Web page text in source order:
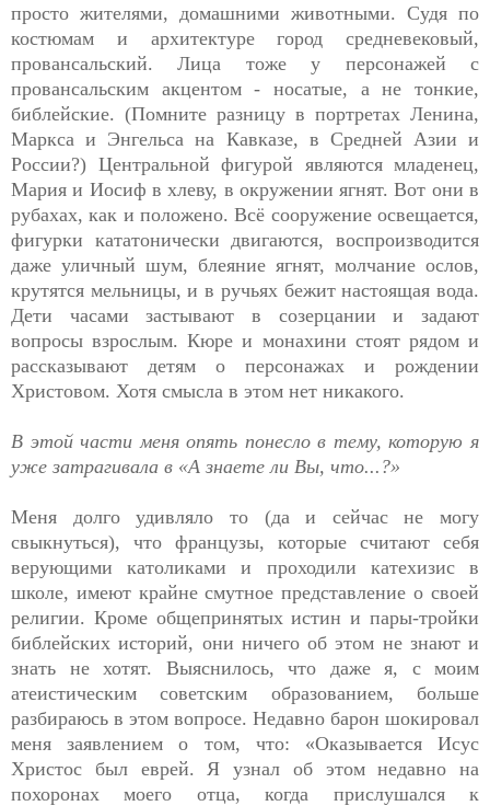
просто жителями, домашними животными. Судя по
костюмам и архитектуре город средневековый,
провансальский. Лица тоже у персонажей с
провансальским акцентом - носатые, а не тонкие,
библейские. (Помните разницу в портретах Ленина,
Маркса и Энгельса на Кавказе, в Средней Азии и
России?) Центральной фигурой являются младенец,
Мария и Иосиф в хлеву, в окружении ягнят. Вот они в
рубахах, как и положено. Всё сооружение освещается,
фигурки кататонически двигаются, воспроизводится
даже уличный шум, блеяние ягнят, молчание ослов,
крутятся мельницы, и в ручьях бежит настоящая вода.
Дети часами застывают в созерцании и задают
вопросы взрослым. Кюре и монахини стоят рядом и
рассказывают детям о персонажах и рождении
Христовом. Хотя смысла в этом нет никакого.
В этой части меня опять понесло в тему, которую я
уже затрагивала в «А знаете ли Вы, что...?»
Меня долго удивляло то (да и сейчас не могу
свыкнуться), что французы, которые считают себя
верующими католиками и проходили катехизис в
школе, имеют крайне смутное представление о своей
религии. Кроме общепринятых истин и пары-тройки
библейских историй, они ничего об этом не знают и
знать не хотят. Выяснилось, что даже я, с моим
атеистическим советским образованием, больше
разбираюсь в этом вопросе. Недавно барон шокировал
меня заявлением о том, что: «Оказывается Исус
Христос был еврей. Я узнал об этом недавно на
похоронах моего отца, когда прислушался к